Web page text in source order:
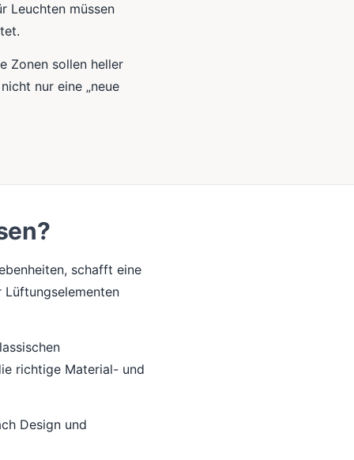
Leuchten müssen
Zonen sollen heller
nur eine „neue
schafft eine
Lüftungselementen
richtige Material- und
Design und